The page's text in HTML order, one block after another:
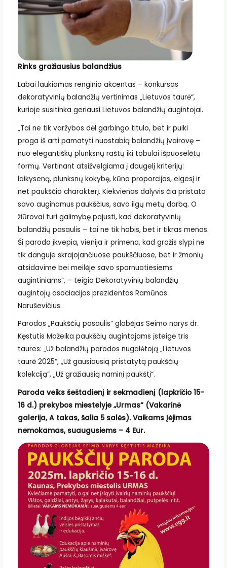
Rinks gražiausius balandžius
Labai laukiamas renginio akcentas – konkursas
dekoratyvinių balandžių vertinimas „Lietuvos taurė“,
kurioje susitinka geriausi Lietuvos balandžių augintojai.
„Tai ne tik varžybos dėl garbingo titulo, bet ir puiki
proga iš arti pamatyti nuostabią balandžių įvairovę –
nuo elegantiškų plunksnų raštų iki tobulai išpuoselėtų
formų. Vertinant atsižvelgiama į daugelį kriterijų:
laikyseną, plunksnų kokybę, kūno proporcijas, elgesį ir
net paukščio charakterį. Kiekvienas dalyvis čia pristato
savo auginamus paukščius, savo ilgų metų darbą. O
žiūrovai turi galimybę pajusti, kad dekoratyvinių
balandžių pasaulis – tai ne tik hobis, bet ir tikras menas.
Ši paroda įkvepia, vienija ir primena, kad grožis slypi ne
tik danguje skrajojančiuose paukščiuose, bet ir žmonių
atsidavime bei meilėje savo sparnuotiesiems
augintiniams“, – teigia Dekoratyvinių balandžių
augintojų asociacijos prezidentas Ramūnas
Naruševičius.
Parodos „Paukščių pasaulis“ globėjas Seimo narys dr.
Kęstutis Mažeika paukščių augintojams įsteigė tris
taures: „Už balandžių parodos nugalėtoją „Lietuvos
taurė 2025“, „Už gausiausią pristatytą paukščių
kolekciją“, „Už gražiausią naminį paukštį“.
Paroda veiks šeštadienį ir sekmadienį (lapkričio 15-
16 d.) prekybos miestelyje „Urmas“ (Vakarinė
galerija, A takas, šalia 5 salės). Vaikams įėjimas
nemokamas, suaugusiems – 4 Eur.